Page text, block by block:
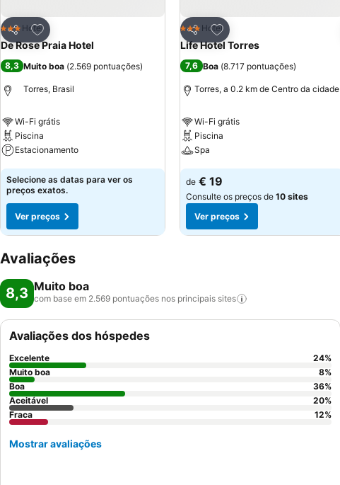
Partilhar
Adicionar aos favoritos
3 Estrelas
Hotel
De Rose Praia Hotel
8,3 Muito boa (2.569 pontuações)
Torres, Brasil
Wi-Fi grátis
Piscina
Estacionamento
Ver preços
Selecione as datas para ver os
preços exatos.
Ver preços
Partilhar
Adicionar aos favoritos
3 Estrelas
Hotel
Life Hotel Torres
7,6 Boa (8.717 pontuações)
Torres, a 0.2 km de Centro da cidade
Wi-Fi grátis
Piscina
Spa
Ver preços
de € 19
Consulte os preços de 10 sites
Ver preços
Avaliações
8,3 Muito boa
com base em 2.569 pontuações nos principais sites
Avaliações dos hóspedes
Excelente 24%
Muito boa
8%
Boa
36%
Aceitável
20%
Fraca
12%
Mostrar avaliações